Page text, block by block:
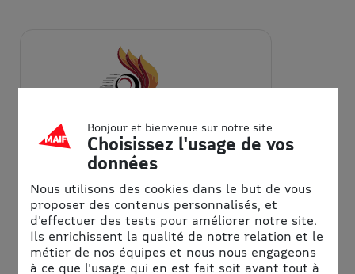
BLOCK'FIRE
Rendre la sécurité
incendie accessible,
efficace et automatique
Bonjour et bienvenue sur notre site
Choisissez l'usage de vos
données
Nous utilisons des cookies dans le but de vous
proposer des contenus personnalisés, et
d'effectuer des tests pour améliorer notre site.
Ils enrichissent la qualité de notre relation et le
métier de nos équipes et nous nous engageons
à ce que l'usage qui en est fait soit avant tout à